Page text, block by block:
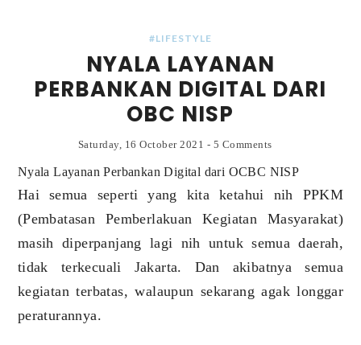
#LIFESTYLE
NYALA LAYANAN
PERBANKAN DIGITAL DARI
OBC NISP
Saturday, 16 October 2021 - 5 Comments
Nyala Layanan Perbankan Digital dari OCBC NISP
Hai semua seperti yang kita ketahui nih PPKM
(Pembatasan Pemberlakuan Kegiatan Masyarakat)
masih diperpanjang lagi nih untuk semua daerah,
tidak terkecuali Jakarta. Dan akibatnya semua
kegiatan terbatas, walaupun sekarang agak longgar
peraturannya.